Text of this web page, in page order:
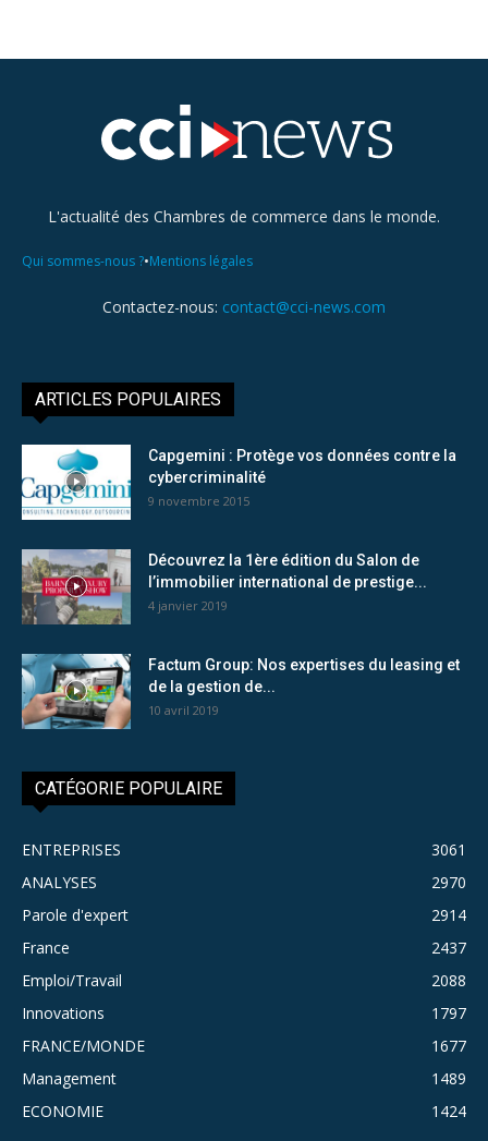
L'actualité des Chambres de commerce dans le monde.
Qui sommes-nous ?•Mentions légales
Contactez-nous: contact@cci-news.com
ARTICLES POPULAIRES
Capgemini : Protège vos données contre la
cybercriminalité
9 novembre 2015
Découvrez la 1ère édition du Salon de
l’immobilier international de prestige...
4 janvier 2019
Factum Group: Nos expertises du leasing et
de la gestion de...
10 avril 2019
CATÉGORIE POPULAIRE
ENTREPRISES
3061
ANALYSES
2970
Parole d'expert
2914
France
2437
Emploi/Travail
2088
Innovations
1797
FRANCE/MONDE
1677
Management
1489
ECONOMIE
1424